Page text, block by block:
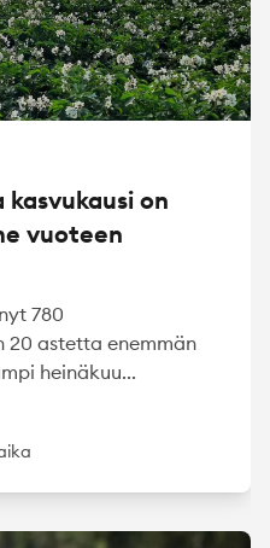
on
vuoteen
780
20 astetta enemmän
heinäkuu...